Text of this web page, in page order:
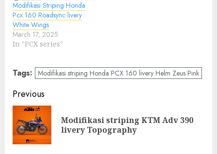
Modifikasi Striping Honda
Pcx 160 Roadsync livery
White Wings
March 17, 2025
In "PCX series"
Tags: Modifikasi striping Honda PCX 160 livery Helm Zeus Pink
Post
navigation
Previous
Modifikasi striping KTM Adv 390
livery Topography